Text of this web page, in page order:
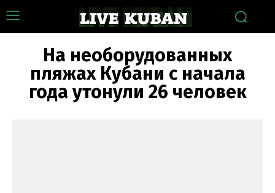
На необорудованных
пляжах Кубани с начала
года утонули 26 человек